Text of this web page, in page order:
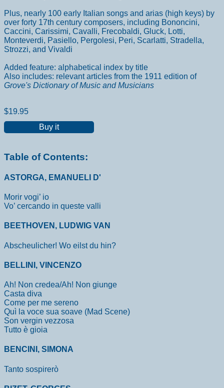
Plus, nearly 100 early Italian songs and arias (high keys) by
over forty 17th century composers, including Bononcini,
Caccini, Carissimi, Cavalli, Frecobaldi, Gluck, Lotti,
Monteverdi, Pasiello, Pergolesi, Peri, Scarlatti, Stradella,
Strozzi, and Vivaldi
Added feature: alphabetical index by title
Also includes: relevant articles from the 1911 edition of
Grove's Dictionary of Music and Musicians
$19.95
Buy it
Table of Contents:
ASTORGA, EMANUELI D'
Morir vogi’ io
Vo’ cercando in queste valli
BEETHOVEN, LUDWIG VAN
Abscheulicher! Wo eilst du hin?
BELLINI, VINCENZO
Ah! Non credea/Ah! Non giunge
Casta diva
Come per me sereno
Quì la voce sua soave (Mad Scene)
Son vergin vezzosa
Tutto è gioia
BENCINI, SIMONA
Tanto sospirerò